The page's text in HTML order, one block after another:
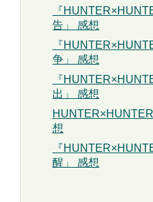
『
告」 感想
『
争」 感想
『
出」 感想
想
『
醒」 感想